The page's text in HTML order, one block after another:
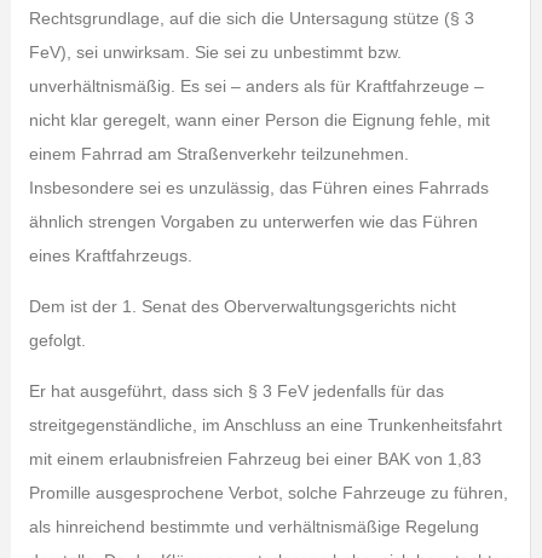
Rechtsgrundlage, auf die sich die Untersagung stütze (§ 3
FeV), sei unwirksam. Sie sei zu unbestimmt bzw.
unverhältnismäßig. Es sei – anders als für Kraftfahrzeuge –
nicht klar geregelt, wann einer Person die Eignung fehle, mit
einem Fahrrad am Straßenverkehr teilzunehmen.
Insbesondere sei es unzulässig, das Führen eines Fahrrads
ähnlich strengen Vorgaben zu unterwerfen wie das Führen
eines Kraftfahrzeugs.
Dem ist der 1. Senat des Oberverwaltungsgerichts nicht
gefolgt.
Er hat ausgeführt, dass sich § 3 FeV jedenfalls für das
streitgegenständliche, im Anschluss an eine Trunkenheitsfahrt
mit einem erlaubnisfreien Fahrzeug bei einer BAK von 1,83
Promille ausgesprochene Verbot, solche Fahrzeuge zu führen,
als hinreichend bestimmte und verhältnismäßige Regelung